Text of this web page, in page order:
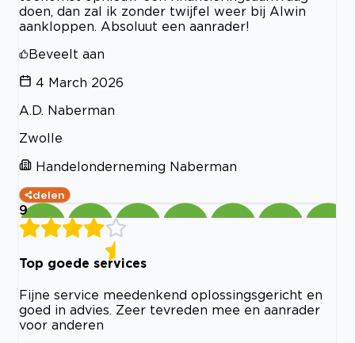
doen, dan zal ik zonder twijfel weer bij Alwin
aankloppen. Absoluut een aanrader!
Beveelt aan
4 March 2026
A.D. Naberman
Zwolle
Handelonderneming Naberman
delen
9
Top goede services
Fijne service meedenkend oplossingsgericht en
goed in advies. Zeer tevreden mee en aanrader
voor anderen